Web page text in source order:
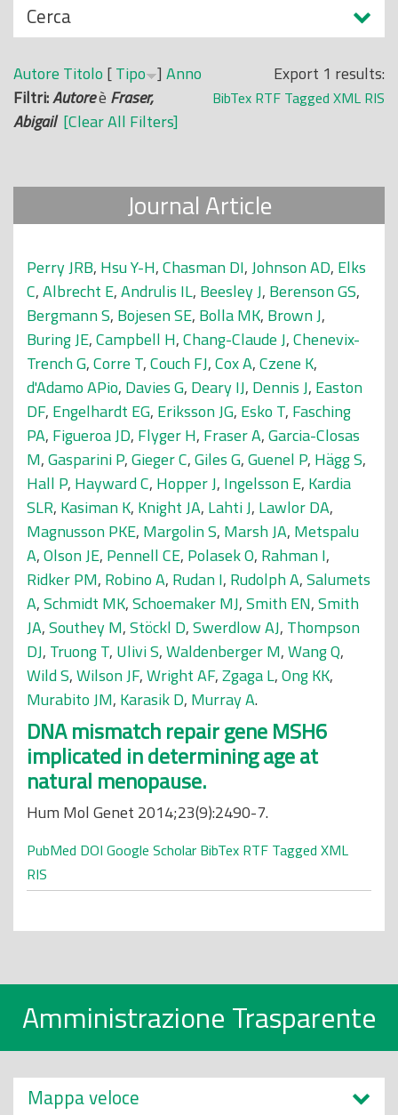
N
a
s
c
o
n
i
Cerca
Export 1 results:
BibTex RTF Tagged XML RIS
Autore Titolo [Tipo ] Anno
Filtri:Autoreè Fraser,
Abigail [Clear All Filters]
Journal Article
Perry JRB, Hsu Y-H,Chasman DI,Johnson AD, Elks
C,Albrecht E,Andrulis IL, Beesley J, Berenson GS,
Bergmann S, Bojesen SE, Bolla MK, Brown J,
Buring JE,Campbell H,Chang-Claude J,Chenevix-
Trench G,Corre T,Couch FJ,Cox A,Czene K,
d'Adamo APio, Davies G, Deary IJ, Dennis J, Easton
DF, Engelhardt EG, Eriksson JG, Esko T, Fasching
PA, Figueroa JD, Flyger H, Fraser A,Garcia-Closas
M,Gasparini P,Gieger C,Giles G,Guenel P, Hägg S,
Hall P, Hayward C, Hopper J, Ingelsson E, Kardia
SLR, Kasiman K, Knight JA, Lahti J, Lawlor DA,
Magnusson PKE, Margolin S, Marsh JA, Metspalu
A,Olson JE, Pennell CE, Polasek O, Rahman I,
Ridker PM, Robino A, Rudan I, Rudolph A,Salumets
A,Schmidt MK,Schoemaker MJ,Smith EN,Smith
JA,Southey M,Stöckl D,Swerdlow AJ, Thompson
DJ, Truong T, Ulivi S,Waldenberger M,Wang Q,
Wild S,Wilson JF,Wright AF,Zgaga L,Ong KK,
Murabito JM, Karasik D, Murray A.
DNA mismatch repair gene MSH6
implicated in determining age at
natural menopause.
Hum Mol Genet 2014;23(9):2490-7.
PubMed DOI Google Scholar BibTex RTF Tagged XML
RIS
Amministrazione Trasparente
Mappa veloce